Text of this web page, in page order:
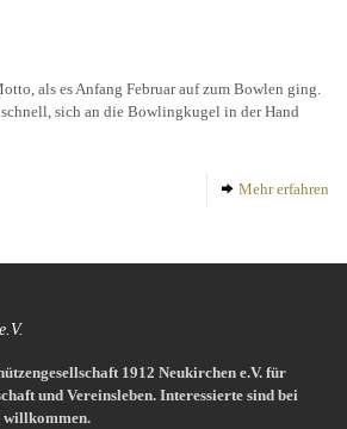
als es Anfang Februar auf zum Bowlen ging.
sich an die Bowlingkugel in der Hand
Mehr erfahren
1912 Neukirchen e.V. für
und Vereinsleben. Interessierte sind bei
willkommen.